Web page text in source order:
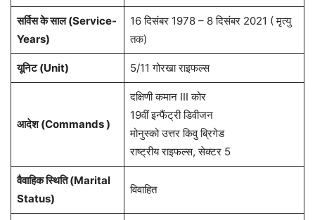
सर्विस के साल (Service-
Years)
16 दिसंबर 1978 – 8 दिसंबर 2021 ( मृत्यु
तक)
यूनिट (Unit) 5/11 गोरखा राइफल्स
आदेश (Commands )
दक्षिणी कमान III कोर
19वीं इन्फैंट्री डिवीजन
मोनुस्को उत्तर किवु ब्रिगेड
राष्ट्रीय राइफल्स, सेक्टर 5
वैवाहिक स्थिति (Marital
Status)
विवाहित